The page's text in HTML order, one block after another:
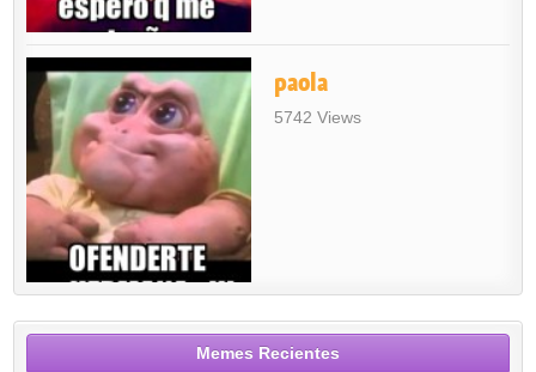
paola
5742 Views
Memes Recientes